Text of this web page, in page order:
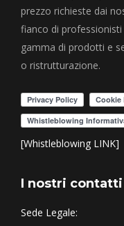
prezzo richieste dai
fianco di
gamma di prodotti e
o ristrutturazione.
[Whistleblowing LINK]
I nostri contatti
Sede Legale: